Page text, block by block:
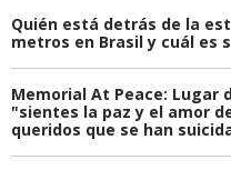
Quién está detrás de la
metros en Brasil y cuál es
Memorial At Peace: Lugar
"sientes la paz y el amor
queridos que se han